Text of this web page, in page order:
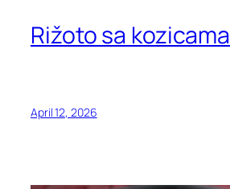
Rižoto sa kozicama
April 12, 2026